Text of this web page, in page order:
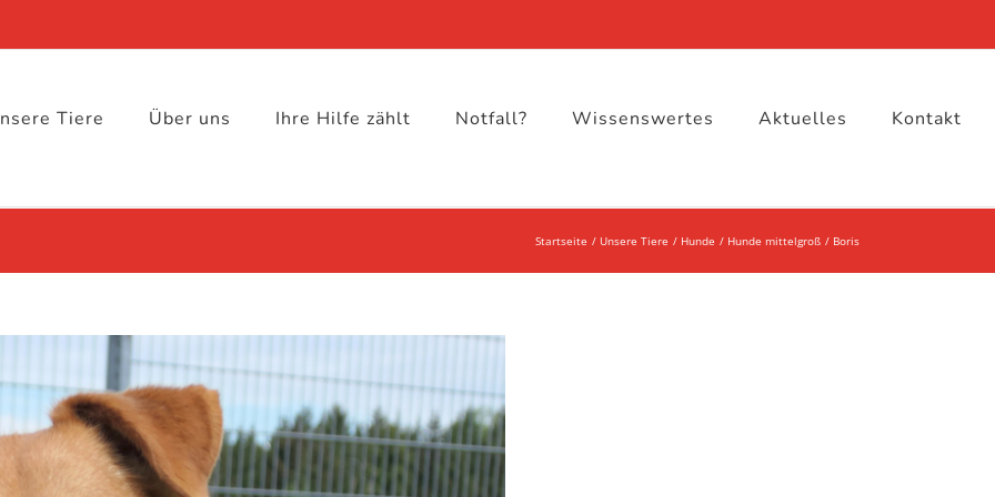
Tiere Über uns Ihre Hilfe zählt Notfall? Wissenswertes Aktuelles Kontakt
Startseite Unsere Tiere Hunde Hunde mittelgroß Boris